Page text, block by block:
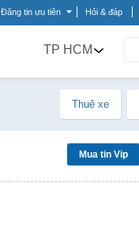
Đăng tin ưu tiên Hỏi & đáp
TP HCM
Thuê xe
Mua tin Vip